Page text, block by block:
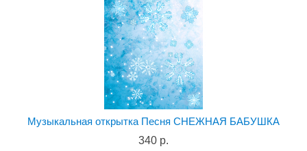
Музыкальная открытка Песня СНЕЖНАЯ БАБУШКА
340 р.